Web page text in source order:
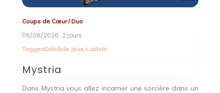
Coups de Cœur/Duo
06/08/2026 2 jours
TaggedDébâcle Jeux, Ludistri
Mystria
Dans Mystria vous allez incarner une sorcière dans un